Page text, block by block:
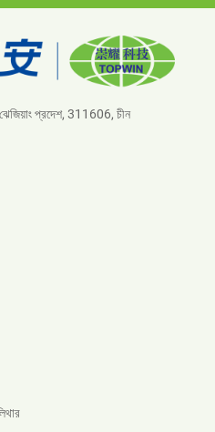
ঝেজিয়াং প্রদেশ, 311606, চীন